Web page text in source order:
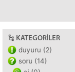
KATEGORILER
duyuru (2)
soru (14)